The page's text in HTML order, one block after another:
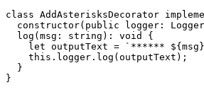
class AddAsterisksDecorator
constructor(public logger:
  log(msg: string): void {
let outputText = `******
    this.logger.log(outputText);
  }
}